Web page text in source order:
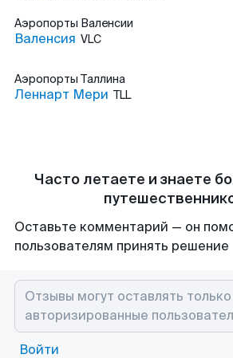
Аэропорты Валенсии
Валенсия VLC
Аэропорты Таллина
Леннарт Мери TLL
Часто летаете и знаете
Оставьте комментарий — он
пользователям принять решение
Войти